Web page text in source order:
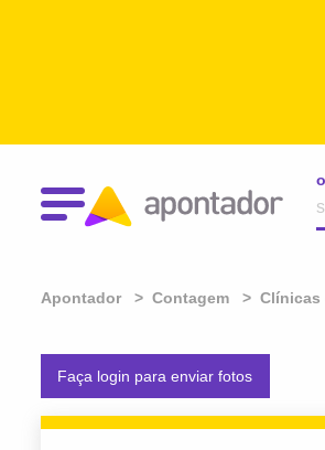
Apontador Contagem Clínicas
Faça login para enviar fotos